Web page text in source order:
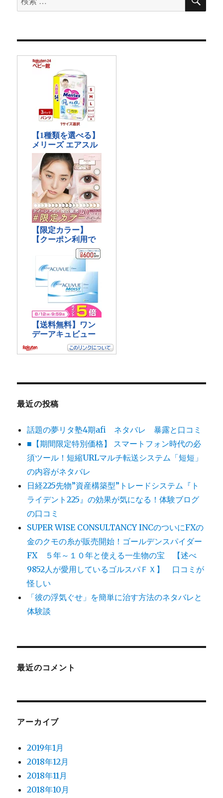
索
象:
最近の投稿
話題の夢リタ塾4期afi ネタバレ 暴露と口コミ
■【期間限定特別価格】 スマートフォン時代の必
須ツール！短縮URLマルチ転送システム「短短」
の内容がネタバレ
日経225先物”資産構築型”トレードシステム『ト
ライデント225』の効果が気になる！体験ブログ
の口コミ
SUPER WISE CONSULTANCY INCのついにFXの
金のクモの糸が販売開始！ゴールデンスパイダー
FX ５年～１０年と使える一生物の宝 【述べ
9852人が愛用しているゴルスパＦＸ】 口コミが
怪しい
「彼の浮気ぐせ」を簡単に治す方法のネタバレと
体験談
最近のコメント
アーカイブ
2019年1月
2018年12月
2018年11月
2018年10月